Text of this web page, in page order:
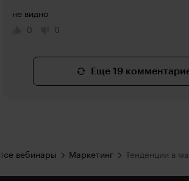
не видно
0
0
Еще 19
вебинары Маркетинг Тенденции в